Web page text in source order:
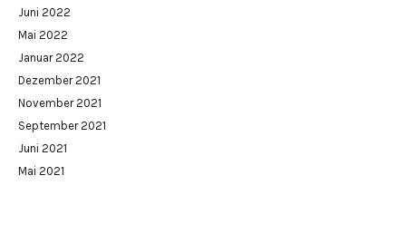
Juni 2022
Mai 2022
Januar 2022
Dezember 2021
November 2021
September 2021
Juni 2021
Mai 2021